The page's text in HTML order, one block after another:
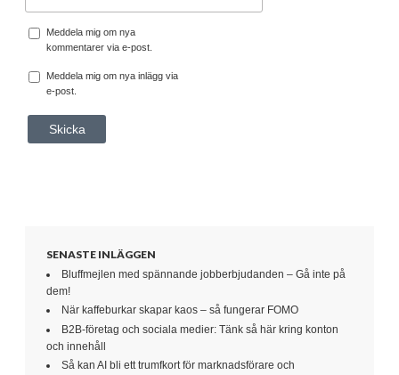
Meddela mig om nya
kommentarer via e-post.
Meddela mig om nya inlägg via
e-post.
SENASTE INLÄGGEN
Bluffmejlen med spännande jobberbjudanden – Gå inte på
dem!
När kaffeburkar skapar kaos – så fungerar FOMO
B2B-företag och sociala medier: Tänk så här kring konton
och innehåll
Så kan AI bli ett trumfkort för marknadsförare och